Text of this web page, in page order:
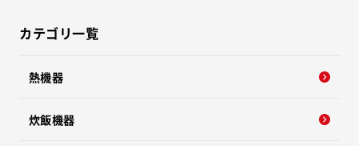
カテゴリ一覧
熱機器
炊飯機器